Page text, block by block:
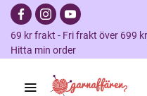
69 kr frakt - Fri frakt över 699
Hitta min order